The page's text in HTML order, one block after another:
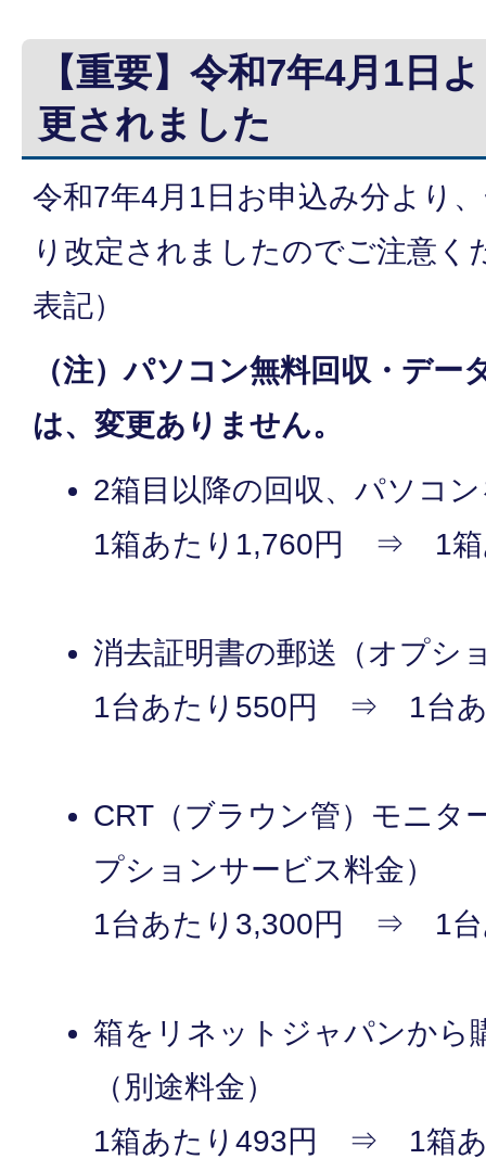
【重要】令和7年4月1日
更されました
令和7年4月1日お申込み分より
り改定されましたのでご注意く
表記）
（注）パソコン無料回収・デー
は、変更ありません。
2箱目以降の回収、パソコ
1箱あたり1,760円 ⇒ 1箱
消去証明書の郵送（オプシ
1台あたり550円 ⇒ 1台あ
CRT（ブラウン管）モニタ
プションサービス料金）
1台あたり3,300円 ⇒ 1台
箱をリネットジャパンから
（別途料金）
1箱あたり493円 ⇒ 1箱あ